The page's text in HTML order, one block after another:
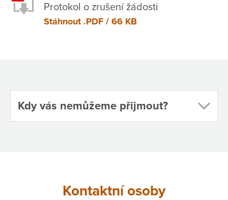
Protokol o zrušení žádosti
Stáhnout .PDF / 66 KB
Kdy vás nemůžeme přijmout?
Kontaktní osoby